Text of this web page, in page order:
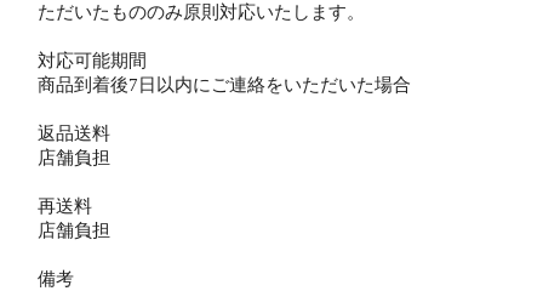
ただいたもののみ原則対応いたします。
対応可能期間
商品到着後7日以内にご連絡をいただいた場合
返品送料
店舗負担
再送料
店舗負担
備考